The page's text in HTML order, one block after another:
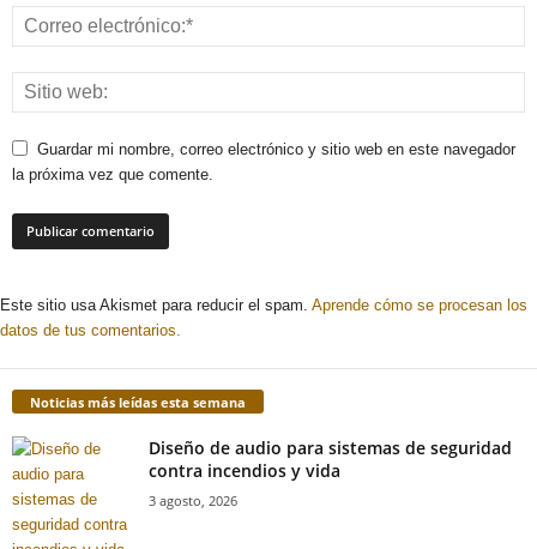
Guardar mi nombre, correo electrónico y sitio web en este navegador
la próxima vez que comente.
Este sitio usa Akismet para reducir el spam. Aprende cómo se procesan los
datos de tus comentarios.
Noticias más leídas esta semana
Diseño de audio para sistemas de seguridad
contra incendios y vida
3 agosto, 2026